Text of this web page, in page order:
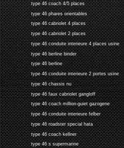
type 46 coach 4/5 places
type 46 phares orientables
type 46 cabriolet 4 places
type 46 cabriolet 2 places
type 46 conduite interieure 4 places usine
type 46 berline binder
type 46 berline
type 46 conduite interieure 2 portes usine
type 46 chassis nu
type 46 faux cabriolet gangloff
type 46 coach million-guiet gazogene
type 46 conduite interieure felber
type 46 roadster special hata
type 46 coach kellner
type 46 s supermarine